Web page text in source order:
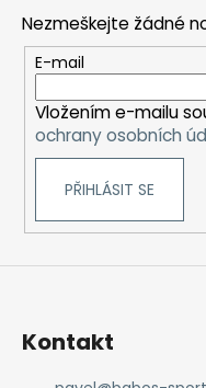
Nezmeškejte žádné
E-mail
Vložením e-mailu
ochrany osobních
PŘIHLÁSIT SE
Kontakt